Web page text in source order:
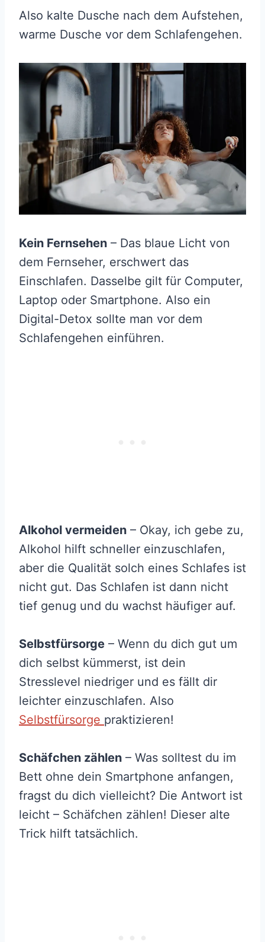
Also kalte Dusche nach dem Aufstehen,
warme Dusche vor dem Schlafengehen.
Kein Fernsehen – Das blaue Licht von
dem Fernseher, erschwert das
Einschlafen. Dasselbe gilt für Computer,
Laptop oder Smartphone. Also ein
Digital-Detox sollte man vor dem
Schlafengehen einführen.
Alkohol vermeiden – Okay, ich gebe zu,
Alkohol hilft schneller einzuschlafen,
aber die Qualität solch eines Schlafes ist
nicht gut. Das Schlafen ist dann nicht
tief genug und du wachst häufiger auf.
Selbstfürsorge – Wenn du dich gut um
dich selbst kümmerst, ist dein
Stresslevel niedriger und es fällt dir
leichter einzuschlafen. Also
Selbstfürsorge praktizieren!
Schäfchen zählen – Was solltest du im
Bett ohne dein Smartphone anfangen,
fragst du dich vielleicht? Die Antwort ist
leicht – Schäfchen zählen! Dieser alte
Trick hilft tatsächlich.